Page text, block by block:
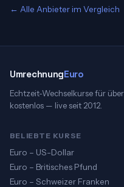
← Alle Anbieter im Vergleich
UmrechnungEuro
Echtzeit-Wechselkurse für
kostenlos — live seit 2012.
BELIEBTE KURSE
Euro – US-Dollar
Euro – Britisches Pfund
Euro – Schweizer Franken